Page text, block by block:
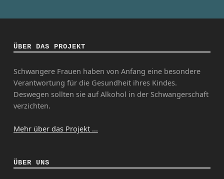
ÜBER DAS PROJEKT
Schwangere Frauen haben von Anfang eine besondere
Verantwortung für die Gesundheit ihres Kindes.
Deswegen sollten sie auf Alkohol in der Schwangerschaft
verzichten.
Mehr über das Projekt ...
ÜBER UNS